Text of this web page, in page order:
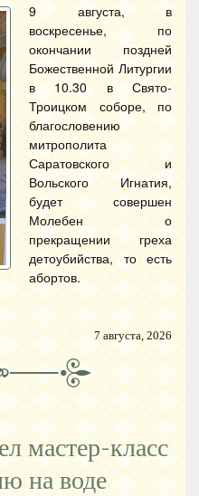
9 августа, в
воскресенье, по
окончании поздней
Божественной Литургии
в 10.30 в Свято-
Троицком соборе, по
благословению
митрополита
Саратовского и
Вольского Игнатия,
будет совершен
Молебен о
прекращении греха
детоубийства, то есть
абортов.
7 августа, 2026
мастер-класс
на воде